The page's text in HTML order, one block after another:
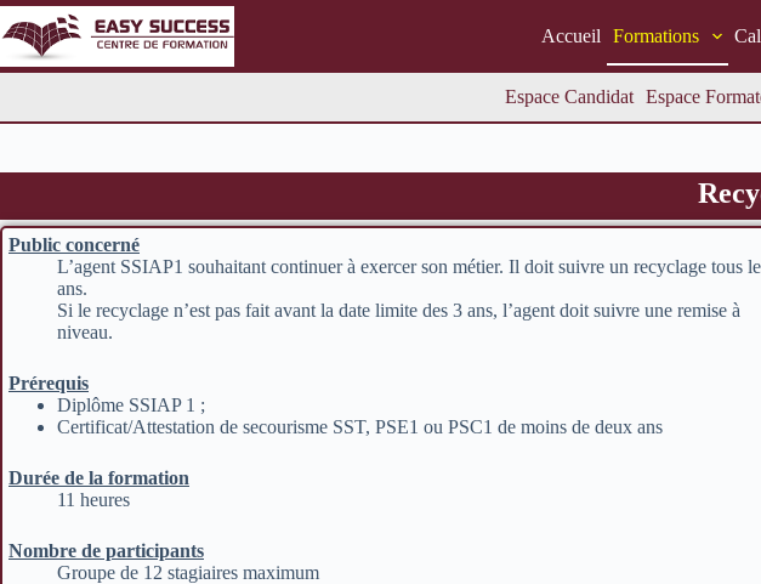
Accueil Formations
Espace Candidat Espace
Public concerné
L’agent SSIAP1 souhaitant continuer à exercer son métier. Il doit suivre un recyclage tous
ans.
Si le recyclage n’est pas fait avant la date limite des 3 ans, l’agent doit suivre une remise à
niveau.
Prérequis
Diplôme SSIAP 1 ;
Certificat/Attestation de secourisme SST, PSE1 ou PSC1 de moins de deux ans
Durée de la formation
11 heures
Nombre de participants
Groupe de 12 stagiaires maximum